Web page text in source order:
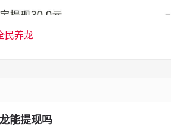
民养龙
能提现吗